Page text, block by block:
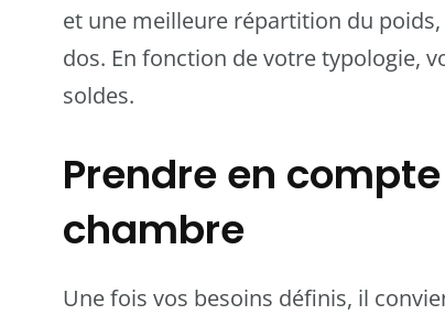
et une meilleure répartition du
dos. En fonction de votre typologie,
soldes.
Prendre en
chambre
Une fois vos besoins définis, il